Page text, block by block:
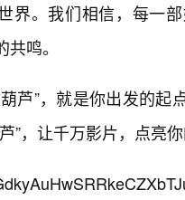
界。我们相信，每一
鸣。
芦”，就是你出发的
”，让千万影片，点亮